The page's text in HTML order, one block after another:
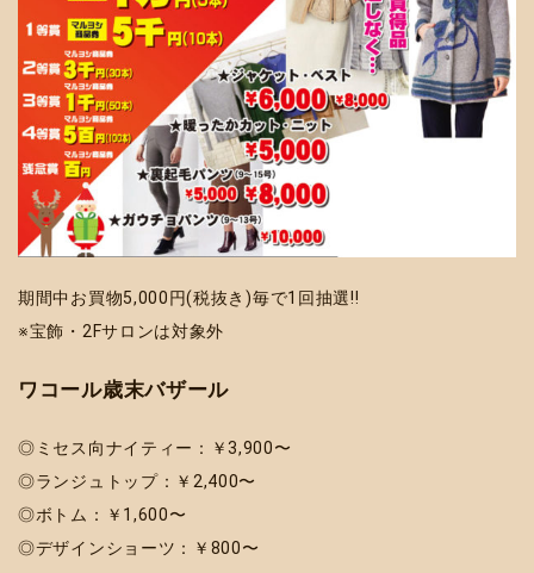
期間中お買物5,000円(税抜き)毎で1回抽選!!
※宝飾・2Fサロンは対象外
ワコール歳末バザール
◎ミセス向ナイティー：￥3,900〜
◎ランジュトップ：￥2,400〜
◎ボトム：￥1,600〜
◎デザインショーツ：￥800〜